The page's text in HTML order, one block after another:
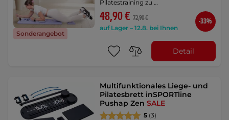
Sonderangebot
Pilatestraining zu …
48,90 € 72,90 €
auf Lager – 12.8. bei Ihnen
-33%
Detail
Multifunktionales Liege- und
Pilatesbrett inSPORTline
Pushap ZenSALE
5 (3)